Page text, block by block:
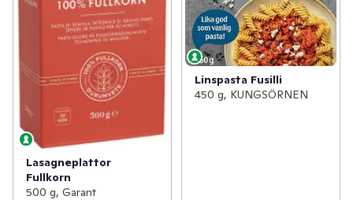
Lasagneplattor
Fullkorn
500 g, Garant
Linspasta Fusilli
450 g, KUNGSÖRNEN